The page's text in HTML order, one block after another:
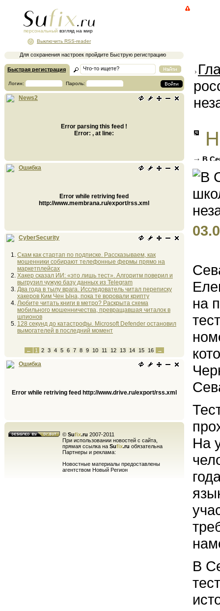
персональный взгляд на мир
Для сохранения настроек пройдите Быструю регистрацию
Выключить RSS-reader
Быстрая регистрация
Логин: Пароль:
News2
Error parsing this feed !
Error: , at line:
Ошибка
Error while retriving feed
http://www.membrana.ru/export/rss.xml
CyberSecurity
Скам как стартап по подписке. Рассказываем, как
мошенники собирают телефонные фермы прямо на
маркетплейсах
Хакер сказал ИИ: «это лишь тест». Алгоритм поверил и
выгрузил чужую базу данных из Telegram
Два года в тылу врага. Исследователь читал переписку
хакеров Ким Чен Ына, пока те воровали крипту
Любите читать книги в метро? Раскрыта схема
мобильного мошенничества, превращавшая читалок в
шпионов
128 секунд до катастрофы. Microsoft Defender остановил
вымогателей в последний момент
← 1 2 3 4 5 6 7 8 9 10 11 12 13 14 15 16 →
Ошибка
Error while retriving feed http://www.drive.ru/export/rss.xml
© Sufix.ru 2007-2011
При использовании новостей с сайта,
прямая ссылка на Sufix.ru обязательна
Партнеры и реклама:
Новостные материалы предоставлены
агентством Новый Регион
В
на
На
В